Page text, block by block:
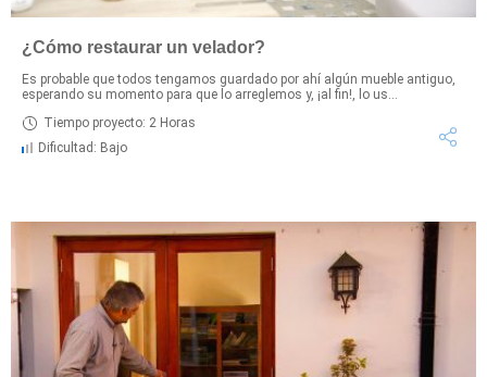
¿Cómo restaurar un velador?
Es probable que todos tengamos guardado por ahí algún mueble antiguo,
esperando su momento para que lo arreglemos y, ¡al fin!, lo us...
Tiempo proyecto: 2 Horas
Dificultad: Bajo